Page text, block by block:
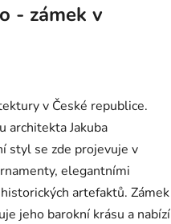
- zámek v
v České republice.
architekta Jakuba
styl se zde projevuje v
elegantními
artefaktů. Zámek
jeho barokní krásu a nabízí